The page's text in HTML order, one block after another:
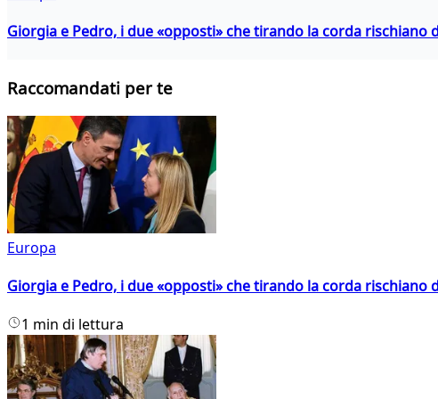
Giorgia e Pedro, i due «opposti» che tirando la corda rischiano
Raccomandati per te
Europa
Giorgia e Pedro, i due «opposti» che tirando la corda rischiano
1 min di lettura